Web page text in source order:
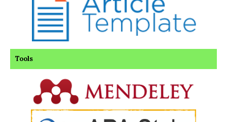
Tools